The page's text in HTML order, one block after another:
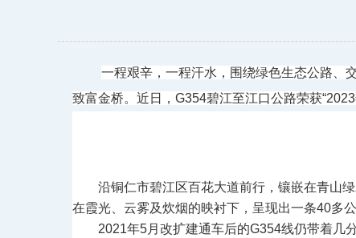
一程艰辛，一程汗水，围绕绿色生态公路、
致富金桥。近日， G354碧江至江口公路荣获“
沿铜仁市碧江区百花大道前行，镶嵌在青山
在霞光、云雾及炊烟的映衬下，呈现出一条40多公
2021年5月改扩建通车后的G354线仍带着几